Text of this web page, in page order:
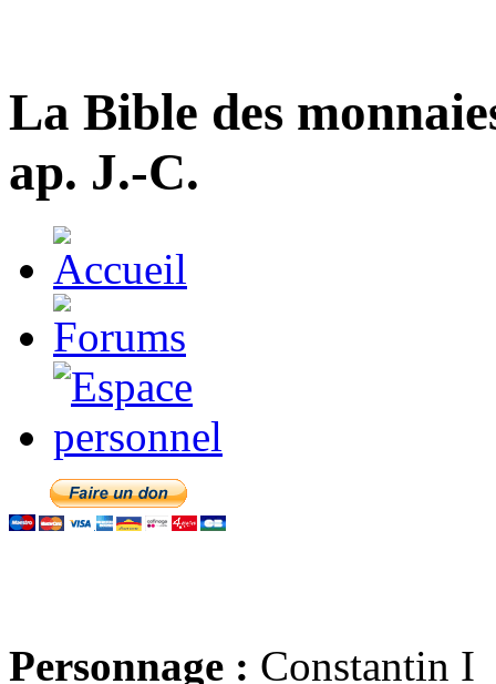
La Bible des
ap. J.-C.
Personnage : Constantin I